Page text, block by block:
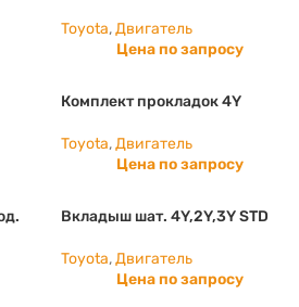
Toyota,Двигатель
Цена по запросу
Комплект прокладок 4Y
Toyota,Двигатель
Цена по запросу
Вкладыш шат. 4Y,2Y,3Y STD
Toyota,Двигатель
Цена по запросу